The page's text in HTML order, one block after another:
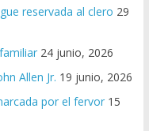
reservada al clero 29
24 junio, 2026
Allen Jr. 19 junio, 2026
por el fervor 15